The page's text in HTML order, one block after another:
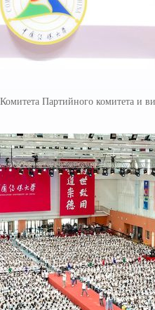
Партийного комитета и